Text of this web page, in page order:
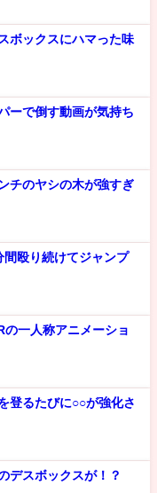
ボックスにハマった味
ーで倒す動画が気持ち
チのヤシの木が強すぎ
殴り続けてジャンプ
の一人称アニメーショ
登るたびに○○が強化さ
デスボックスが！？